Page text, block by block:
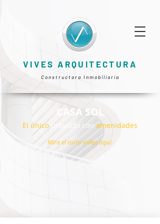
VIVES ARQUITECTURA
Constructora Inmobiliaria
CASA SOL
El único proyecto con amenidades
Mira el corto video aquí: